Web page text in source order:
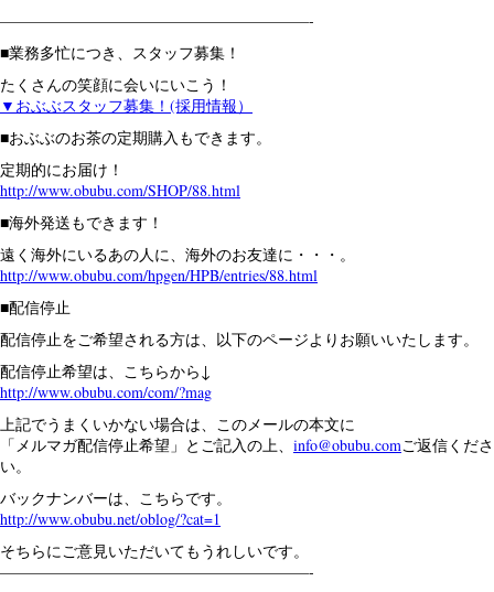
————————————————————-
■業務多忙につき、スタッフ募集！
たくさんの笑顔に会いにいこう！
▼おぶぶスタッフ募集！(採用情報）
■おぶぶのお茶の定期購入もできます。
定期的にお届け！
http://www.obubu.com/SHOP/88.html
■海外発送もできます！
遠く海外にいるあの人に、海外のお友達に・・・。
http://www.obubu.com/hpgen/HPB/entries/88.html
■配信停止
配信停止をご希望される方は、以下のページよりお願いいたします。
配信停止希望は、こちらから↓
http://www.obubu.com/com/?mag
上記でうまくいかない場合は、このメールの本文に
「メルマガ配信停止希望」とご記入の上、 info@obubu.comご返信くださ
い。
バックナンバーは、こちらです。
http://www.obubu.net/oblog/?cat=1
そちらにご意見いただいてもうれしいです。
————————————————————-